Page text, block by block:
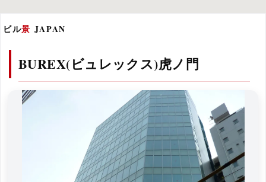
ビル景 JAPAN
BUREX(ビュレックス)虎ノ門